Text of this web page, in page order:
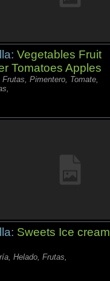
Vegetables Fruit
Tomatoes Apples
Frutas, Pimentero, Tomate,
Sweets Ice cream
Helado, Frutas,